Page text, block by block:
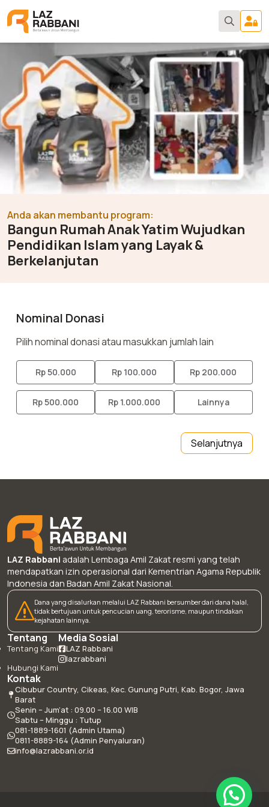
for:
Anda akan membantu program:
Bangun Rumah Anak Yatim Wujudkan
Pendidikan Islam yang Layak &
Berkelanjutan
Nominal Donasi
Pilih nominal donasi atau masukkan jumlah lain
Rp 50.000 Rp 100.000 Rp 200.000
Rp 500.000 Rp 1.000.000 Lainnya
Selanjutnya
LAZ Rabbani adalah Lembaga Amil Zakat resmi yang telah
mendapatkan izin operasional dari Kementrian Agama Republik
Indonesia dan Badan Amil Zakat Nasional.
Dana yang disalurkan melalui LAZ Rabbani bersumber dari dana halal,
tidak bertujuan untuk pencucian uang, terorisme, maupun tindakan
kejahatan lainnya.
Tentang
Tentang Kami
Hubungi Kami
Media Sosial
LAZ Rabbani
lazrabbani
Kontak
Cibubur Country, Cikeas, Kec. Gunung Putri, Kab. Bogor, Jawa
Barat
Senin – Jum’at : 09.00 – 16.00 WIB
Sabtu – Minggu : Tutup
081-1889-1601 (Admin Utama)
0811-8889-164 (Admin Penyaluran)
info@lazrabbani.or.id